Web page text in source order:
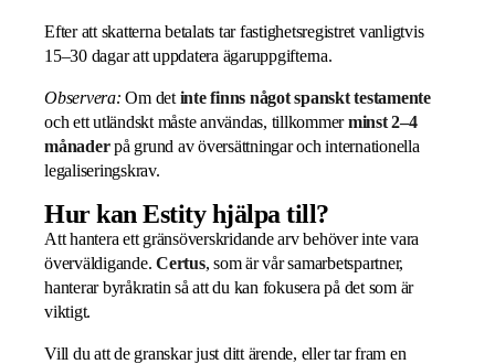
Efter att skatterna betalats tar fastighetsregistret vanligtvis
15–30 dagar att uppdatera ägaruppgifterna.
Observera: Om det inte finns något spanskt testamente
och ett utländskt måste användas, tillkommerminst 2–4
månaderpå grund av översättningar och internationella
legaliseringskrav.
Hur kan Estity hjälpa till?
Att hantera ett gränsöverskridande arv behöver inte vara
överväldigande. Certus, som är vår samarbetspartner,
hanterar byråkratin så att du kan fokusera på det som är
viktigt.
Vill du att de granskar just ditt ärende, eller tar fram en